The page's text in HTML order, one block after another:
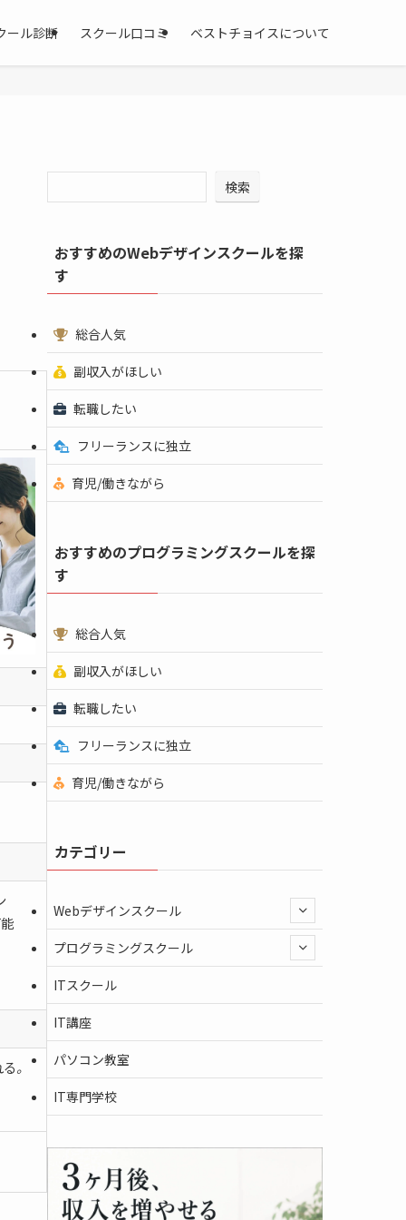
ール診断 スクール口コミ ベストチョイスについて
。
検索
おすすめのWebデザインスクールを探
す
総合人気
副収入がほしい
転職したい
フリーランスに独立
育児/働きながら
おすすめのプログラミングスクールを探
す
総合人気
副収入がほしい
転職したい
フリーランスに独立
育児/働きながら
カテゴリー
Webデザインスクール
プログラミングスクール
ITスクール
IT講座
パソコン教室
IT専門学校